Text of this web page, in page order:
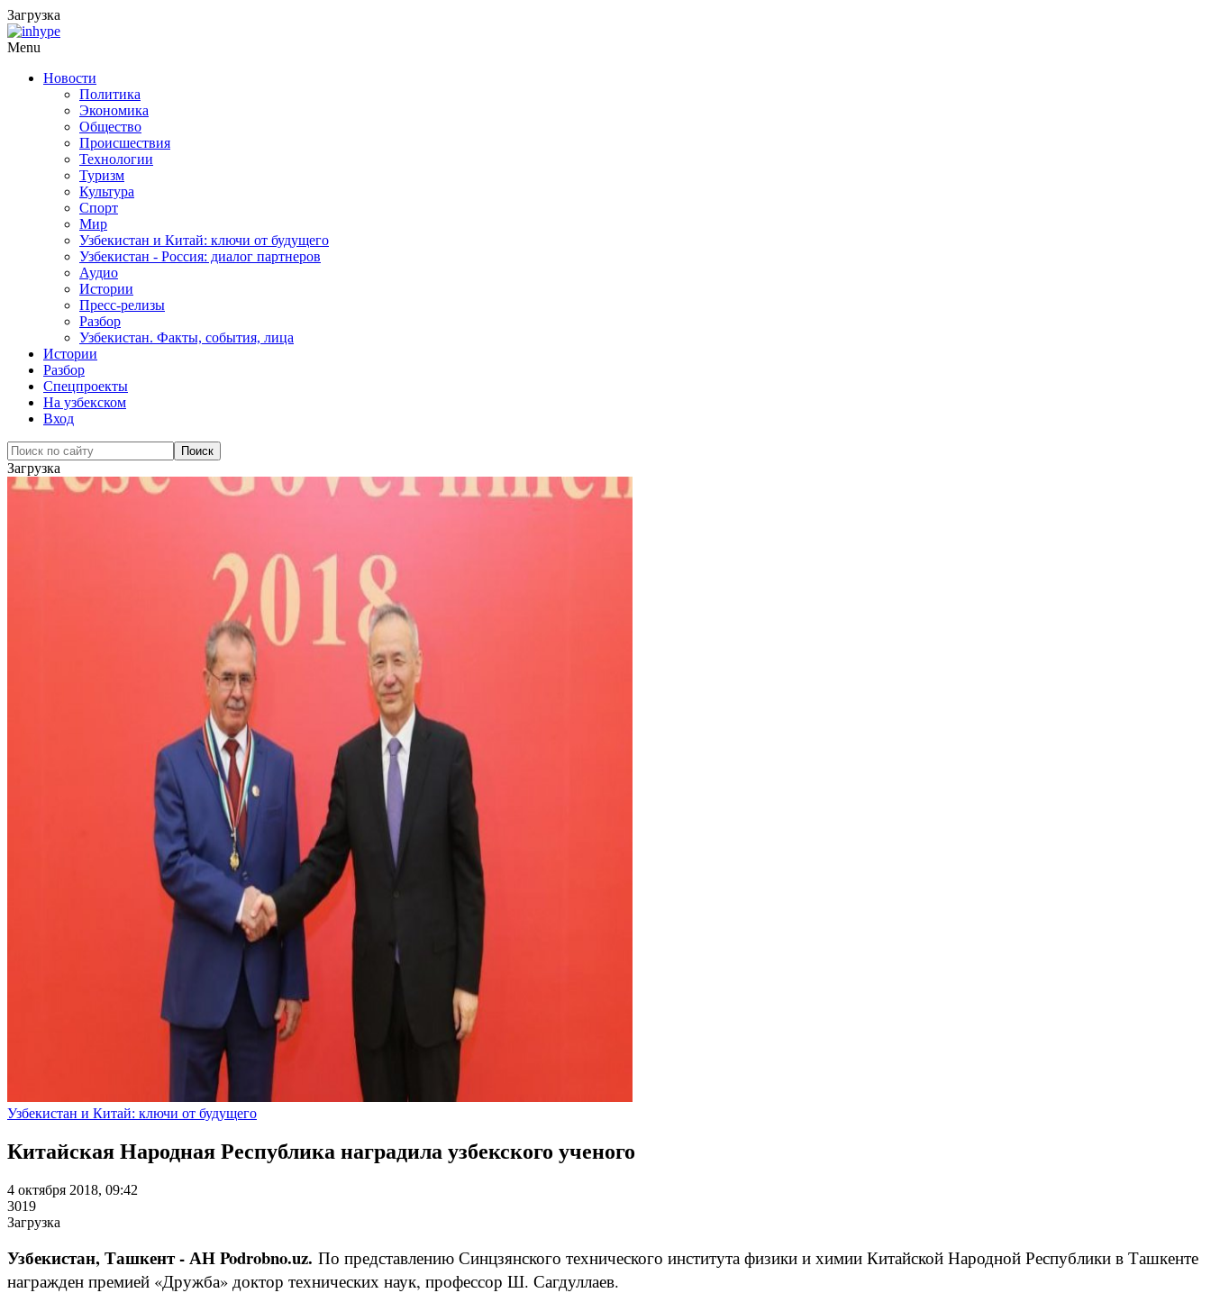
Загрузка
Menu
Новости
Политика
Экономика
Общество
Происшествия
Технологии
Туризм
Культура
Спорт
Мир
Узбекистан и Китай: ключи от будущего
Узбекистан - Россия: диалог партнеров
Аудио
Истории
Пресс-релизы
Разбор
Узбекистан. Факты, события, лица
Истории
Разбор
Спецпроекты
На узбекском
Вход
Загрузка
Узбекистан и Китай: ключи от будущего
Китайская Народная Республика наградила узбекского ученого
4 октября 2018, 09:42
3019
Загрузка
Узбекистан, Ташкент - АН Podrobno.uz. По представлению Синцзянского технического института физики и химии Китайской Народной Республики в Ташкенте
награжден премией «Дружба» доктор технических наук, профессор Ш. Сагдуллаев.